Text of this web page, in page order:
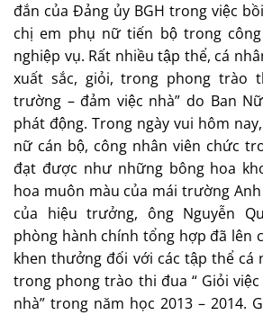
đắn của Đảng ủy BGH trong việc
chị em phụ nữ tiến bộ trong
nghiệp vụ. Rất nhiều tập thể, cá
xuất sắc, giỏi, trong phong trào
trường – đảm việc nhà” do Ban
phát động. Trong ngày vui hôm
nữ cán bộ, công nhân viên chức
đạt được như những bông hoa
hoa muôn màu của mái trường
của hiệu trưởng, ông Nguyễn
phòng hành chính tổng hợp đã lên
khen thưởng đối với các tập thể cá
trong phong trào thi đua “ Giỏi
nhà” trong năm học 2013 – 2014.